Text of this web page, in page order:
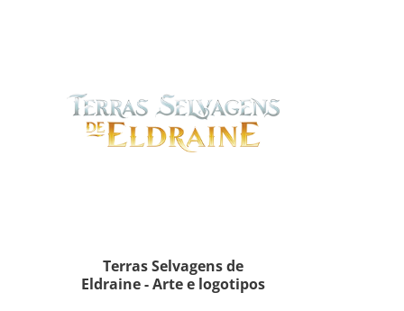
Terras Selvagens de
Eldraine - Arte e logotipos